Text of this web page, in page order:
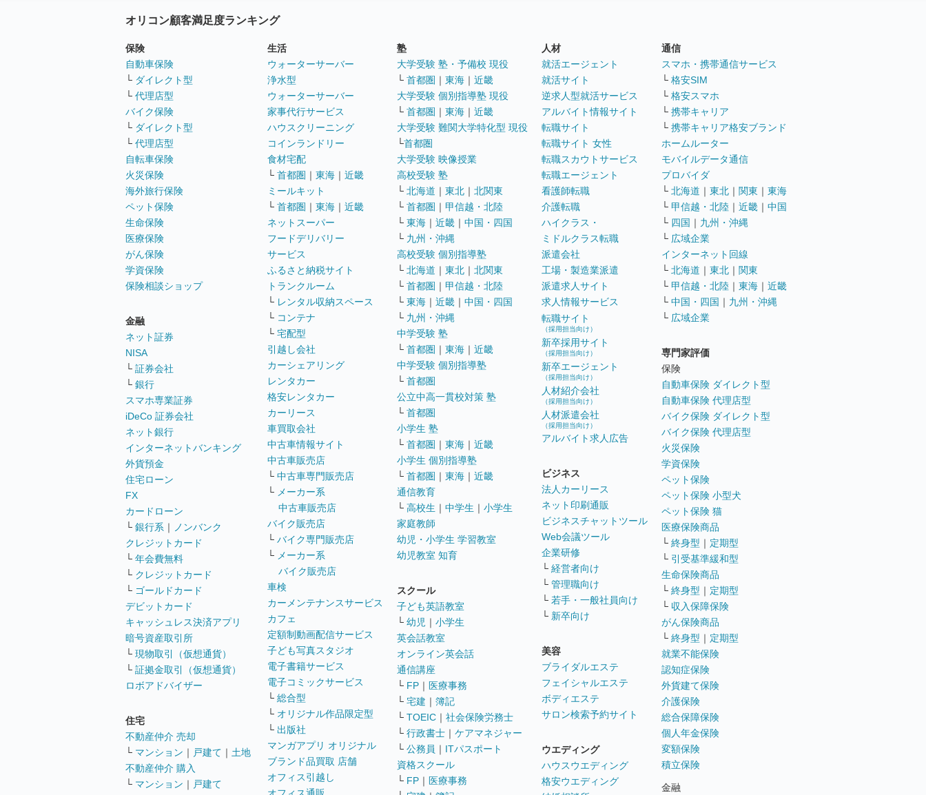
オリコン顧客満足度ランキング
保険
自動車保険
└ ダイレクト型
└ 代理店型
バイク保険
└ ダイレクト型
└ 代理店型
自転車保険
火災保険
海外旅行保険
ペット保険
生命保険
医療保険
がん保険
学資保険
保険相談ショップ
金融
ネット証券
NISA
└ 証券会社
└ 銀行
スマホ専業証券
iDeCo 証券会社
ネット銀行
インターネットバンキング
外貨預金
住宅ローン
FX
カードローン
└ 銀行系 ｜
ノンバンク
クレジットカード
└ 年会費無料
└ クレジットカード
└ ゴールドカード
デビットカード
キャッシュレス決済アプリ
暗号資産取引所
└ 現物取引（仮想通貨）
└ 証拠金取引（仮想通貨）
ロボアドバイザー
住宅
不動産仲介 売却
└ マンション ｜ 戸建て ｜ 土地
不動産仲介 購入
└ マンション ｜ 戸建て
生活
ウォーターサーバー
浄水型
ウォーターサーバー
家事代行サービス
ハウスクリーニング
コインランドリー
食材宅配
└ 首都圏 ｜ 東海 ｜ 近畿
ミールキット
└ 首都圏 ｜ 東海 ｜ 近畿
ネットスーパー
フードデリバリー
サービス
ふるさと納税サイト
トランクルーム
└ レンタル収納スペース
└ コンテナ
└ 宅配型
引越し会社
カーシェアリング
レンタカー
格安レンタカー
カーリース
車買取会社
中古車情報サイト
中古車販売店
└ 中古車専門販売店
└ メーカー系
中古車販売店
バイク販売店
└ バイク専門販売店
└ メーカー系
バイク販売店
車検
カーメンテナンスサービス
カフェ
定額制動画配信サービス
子ども写真スタジオ
電子書籍サービス
電子コミックサービス
└ 総合型
└ オリジナル作品限定型
└ 出版社
マンガアプリ オリジナル
ブランド品買取 店舗
オフィス引越し
塾
大学受験 塾・予備校 現役
└ 首都圏 ｜ 東海 ｜ 近畿
大学受験 個別指導塾 現役
└ 首都圏 ｜ 東海 ｜ 近畿
大学受験 難関大学特化型 現役
└首都圏
大学受験 映像授業
高校受験 塾
└ 北海道 ｜ 東北 ｜ 北関東
└ 首都圏 ｜ 甲信越・北陸
└ 東海 ｜ 近畿 ｜ 中国・四国
└ 九州・沖縄
高校受験 個別指導塾
└ 北海道 ｜ 東北 ｜ 北関東
└ 首都圏 ｜ 甲信越・北陸
└ 東海 ｜ 近畿 ｜ 中国・四国
└ 九州・沖縄
中学受験 塾
└ 首都圏 ｜ 東海 ｜ 近畿
中学受験 個別指導塾
└ 首都圏
公立中高一貫校対策 塾
└ 首都圏
小学生 塾
└ 首都圏 ｜ 東海 ｜ 近畿
小学生 個別指導塾
└ 首都圏 ｜ 東海 ｜ 近畿
通信教育
└ 高校生 ｜ 中学生 ｜ 小学生
家庭教師
幼児・小学生 学習教室
幼児教室 知育
スクール
子ども英語教室
└ 幼児 ｜ 小学生
英会話教室
オンライン英会話
通信講座
└ FP ｜ 医療事務
└ 宅建 ｜ 簿記
└ TOEIC ｜ 社会保険労務士
└ 行政書士 ｜ ケアマネジャー
└ 公務員 ｜ ITパスポート
資格スクール
└ FP ｜ 医療事務
人材
就活エージェント
就活サイト
逆求人型就活サービス
アルバイト情報サイト
転職サイト
転職サイト 女性
転職スカウトサービス
転職エージェント
看護師転職
介護転職
ハイクラス・
ミドルクラス転職
派遣会社
工場・製造業派遣
派遣求人サイト
求人情報サービス
転職サイト
（採用担当向け）
新卒採用サイト
（採用担当向け）
新卒エージェント
（採用担当向け）
人材紹介会社
（採用担当向け）
人材派遣会社
（採用担当向け）
アルバイト求人広告
ビジネス
法人カーリース
ネット印刷通販
ビジネスチャットツール
Web会議ツール
企業研修
└ 経営者向け
└ 管理職向け
└ 若手・一般社員向け
└ 新卒向け
美容
ブライダルエステ
フェイシャルエステ
ボディエステ
サロン検索予約サイト
ウエディング
ハウスウエディング
格安ウエディング
通信
スマホ・携帯通信サービス
└ 格安SIM
└ 格安スマホ
└ 携帯キャリア
└ 携帯キャリア格安ブランド
ホームルーター
モバイルデータ通信
プロバイダ
└ 北海道 ｜ 東北 ｜ 関東 ｜ 東海
└ 甲信越・北陸 ｜ 近畿 ｜ 中国
└ 四国 ｜ 九州・沖縄
└ 広域企業
インターネット回線
└ 北海道 ｜ 東北 ｜ 関東
└ 甲信越・北陸 ｜ 東海 ｜ 近畿
└ 中国・四国 ｜ 九州・沖縄
└ 広域企業
専門家評価
保険
自動車保険 ダイレクト型
自動車保険 代理店型
バイク保険 ダイレクト型
バイク保険 代理店型
火災保険
学資保険
ペット保険
ペット保険 小型犬
ペット保険 猫
医療保険商品
└ 終身型 ｜ 定期型
└ 引受基準緩和型
生命保険商品
└ 終身型 ｜ 定期型
└ 収入保障保険
がん保険商品
└ 終身型 ｜ 定期型
就業不能保険
認知症保険
外貨建て保険
介護保険
総合保障保険
個人年金保険
変額保険
積立保険
金融